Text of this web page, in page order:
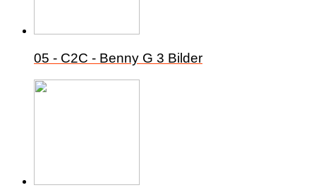
05 - C2C - Benny G 3 Bilder